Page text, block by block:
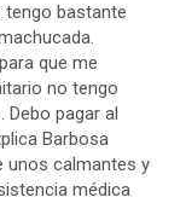
tengo bastante
que me
no tengo
pagar al
Barbosa
unos calmantes y
médica